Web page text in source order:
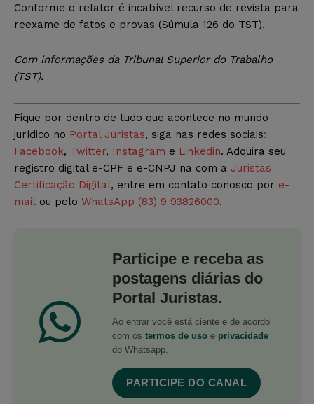
Conforme o relator é incabível recurso de revista para
reexame de fatos e provas (Súmula 126 do TST).
Com informações da Tribunal Superior do Trabalho
(TST).
Fique por dentro de tudo que acontece no mundo
jurídico no Portal Juristas, siga nas redes sociais:
Facebook, Twitter, Instagram e Linkedin. Adquira seu
registro digital e-CPF e e-CNPJ na com a Juristas
Certificação Digital, entre em contato conosco por e-
mail ou pelo WhatsApp (83) 9 93826000.
Participe e receba as
postagens diárias do
Portal Juristas.
Ao entrar você está ciente e de acordo
com os termos de uso e privacidade
do Whatsapp.
PARTICIPE DO CANAL